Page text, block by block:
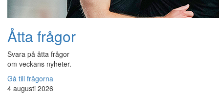
Åtta frågor
Svara på åtta frågor
om veckans nyheter.
Gå till frågorna
4 augusti 2026